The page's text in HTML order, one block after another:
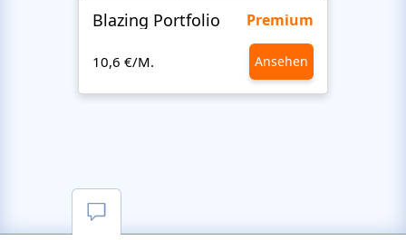
Blazing Portfolio Premium
10,6 €/M. Ansehen